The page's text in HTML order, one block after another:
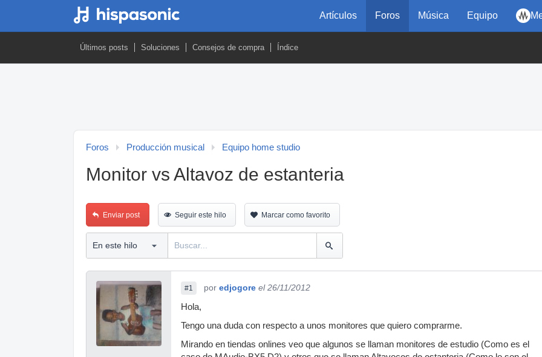
Artículos Foros Música Equipo
Últimos posts Soluciones Consejos de compra Índice
Foros Producción musical Equipo home studio
Monitor vs Altavoz de estanteria
Enviar post Seguir este hilo Marcar como favorito
#1 por edjogore el 26/11/2012
Hola,
Tengo una duda con respecto a unos monitores que quiero comprarme.
Mirando en tiendas onlines veo que algunos se llaman monitores de estudio (Como es el